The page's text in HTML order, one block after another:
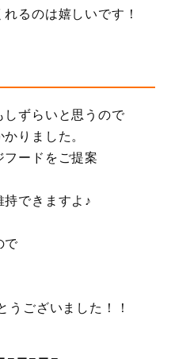
るのは嬉しいです！
しずらいと思うので
りました。
ードをご提案
できますよ♪
で
うございました！！